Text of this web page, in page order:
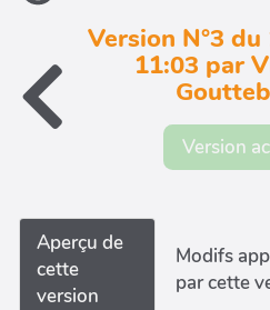
Version N°3
11:03 par
Version
Aperçu de
cette
version
Modifs
par cette